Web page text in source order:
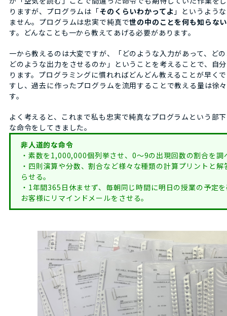
りますが、プログラムは「そのくらいわかってよ 」というよう
ません。プログラムは忠実で純真で世の中のことを何も知らない
す。どんなことも一から教えてあげる必要があります。
一から教えるのは大変ですが、「どのような入力があって、ど
どのような出力をさせるのか」ということを考えることで、自
ります。プログラミングに慣れればどんどん教えることが早く
すし、過去に作ったプログラムを流用することで教える量は徐
す。
よく考えると、これまで私も忠実で純真なプログラムという部
な命令をしてきました。
非人道的な命令
・素数を1,000,000個列挙させ、0～9の出現回数の割合を調
・四則演算や分数、割合など様々な種類の計算プリントと
らせる。
・1年間365日休ませず、毎朝同じ時間に明日の授業の予定
お客様にリマインドメールをさせる。